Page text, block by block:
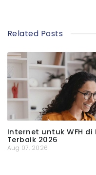
Related Posts
Internet untuk WFH di
Terbaik 2026
Aug 07, 2026